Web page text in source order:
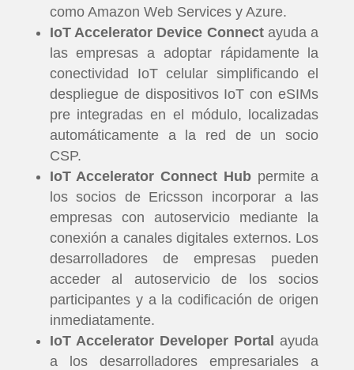
como Amazon Web Services y Azure.
IoT Accelerator Device Connectayuda a
las empresas a adoptar rápidamente la
conectividad IoT celular simplificando el
despliegue de dispositivos IoT con eSIMs
pre integradas en el módulo, localizadas
automáticamente a la red de un socio
CSP.
IoT Accelerator Connect Hubpermite a
los socios de Ericsson incorporar a las
empresas con autoservicio mediante la
conexión a canales digitales externos. Los
desarrolladores de empresas pueden
acceder al autoservicio de los socios
participantes y a la codificación de origen
inmediatamente.
IoT Accelerator Developer Portal ayuda
a los desarrolladores empresariales a